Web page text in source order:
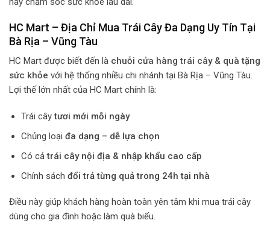
HC Mart – Địa Chỉ Mua Trái Cây Đa Dạng Uy Tín Tại
Bà Rịa – Vũng Tàu
HC Mart được biết đến là chuỗi cửa hàng trái cây & quà tặng
sức khỏe với hệ thống nhiều chi nhánh tại Bà Rịa – Vũng Tàu.
Lợi thế lớn nhất của HC Mart chính là:
Trái câytươi mới mỗi ngày
Chủng loại đa dạng – dễ lựa chọn
Có cảtrái cây nội địa & nhập khẩu cao cấp
Chính sách đổi trả từng quả trong 24h tại nhà
Điều này giúp khách hàng hoàn toàn yên tâm khi mua trái cây
dùng cho gia đình hoặc làm quà biếu.